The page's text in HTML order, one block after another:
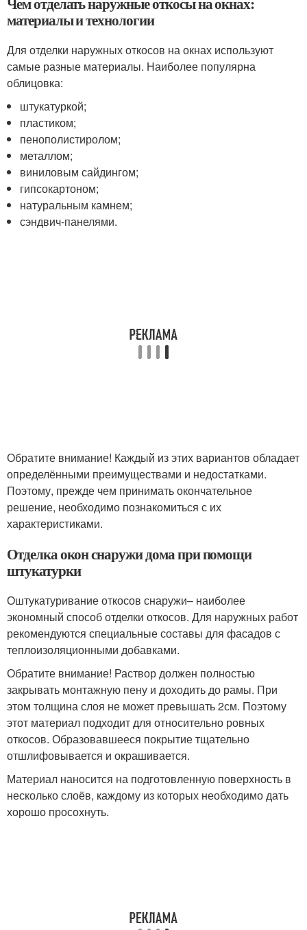
материалы и технологии
Для отделки наружных откосов на окнах используют
самые разные материалы. Наиболее популярна
облицовка:
штукатуркой;
пластиком;
пенополистиролом;
металлом;
виниловым сайдингом;
гипсокартоном;
натуральным камнем;
сэндвич-панелями.
Обратите внимание! Каждый из этих вариантов обладает
определёнными преимуществами и недостатками.
Поэтому, прежде чем принимать окончательное
решение, необходимо познакомиться с их
характеристиками.
Отделка окон снаружи дома при помощи
штукатурки
Оштукатуривание откосов снаружи– наиболее
экономный способ отделки откосов. Для наружных работ
рекомендуются специальные составы для фасадов с
теплоизоляционными добавками.
Обратите внимание! Раствор должен полностью
закрывать монтажную пену и доходить до рамы. При
этом толщина слоя не может превышать 2см. Поэтому
этот материал подходит для относительно ровных
откосов. Образовавшееся покрытие тщательно
отшлифовывается и окрашивается.
Материал наносится на подготовленную поверхность в
несколько слоёв, каждому из которых необходимо дать
хорошо просохнуть.